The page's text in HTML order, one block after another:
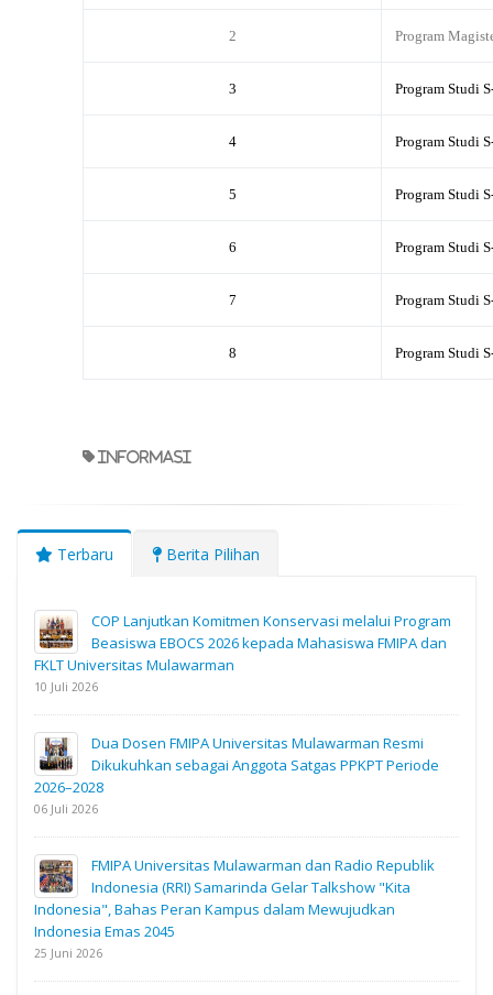
2 Program
3 Program Studi
4 Program Studi
5 Program Studi
6 Program Studi
7 Program Studi
8 Program Studi
informasi
Terbaru Berita Pilihan
COP Lanjutkan Komitmen Konservasi melalui Program
Beasiswa EBOCS 2026 kepada Mahasiswa FMIPA dan
FKLT Universitas Mulawarman
10 Juli 2026
Dua Dosen FMIPA Universitas Mulawarman Resmi
Dikukuhkan sebagai Anggota Satgas PPKPT Periode
2026–2028
06 Juli 2026
FMIPA Universitas Mulawarman dan Radio Republik
Indonesia (RRI) Samarinda Gelar Talkshow "Kita
Indonesia", Bahas Peran Kampus dalam Mewujudkan
Indonesia Emas 2045
25 Juni 2026